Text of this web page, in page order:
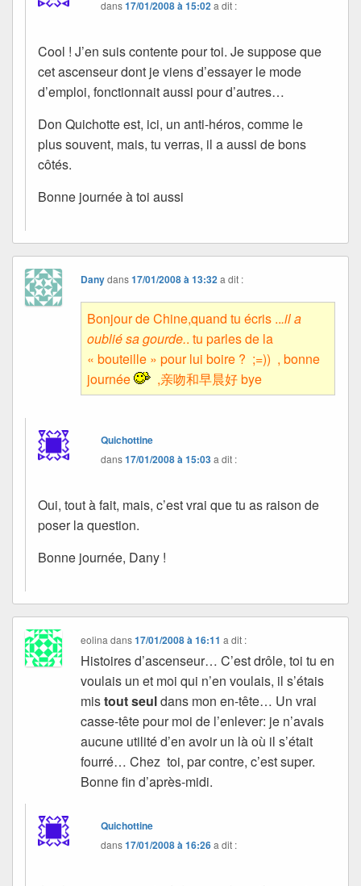
dans17/01/2008 à 15:02a dit :
Cool ! J’en suis contente pour toi. Je suppose que
cet ascenseur dont je viens d’essayer le mode
d’emploi, fonctionnait aussi pour d’autres…
Don Quichotte est, ici, un anti-héros, comme le
plus souvent, mais, tu verras, il a aussi de bons
côtés.
Bonne journée à toi aussi
Danydans17/01/2008 à 13:32 a dit :
Bonjour de Chine,quand tu écris ...il a
oublié sa gourde.. tu parles de la
« bouteille » pour lui boire ? ;=)) , bonne
journée
,亲吻和早晨好 bye
Quichottine
dans17/01/2008 à 15:03a dit :
Oui, tout à fait, mais, c’est vrai que tu as raison de
poser la question.
Bonne journée, Dany !
eolina dans17/01/2008 à 16:11 a dit :
Histoires d’ascenseur… C’est drôle, toi tu en
voulais un et moi qui n’en voulais, il s’étais
mistout seuldans mon en-tête… Un vrai
casse-tête pour moi de l’enlever: je n’avais
aucune utilité d’en avoir un là où il s’était
fourré… Chez toi, par contre, c’est super.
Bonne fin d’après-midi.
Quichottine
dans17/01/2008 à 16:26a dit :